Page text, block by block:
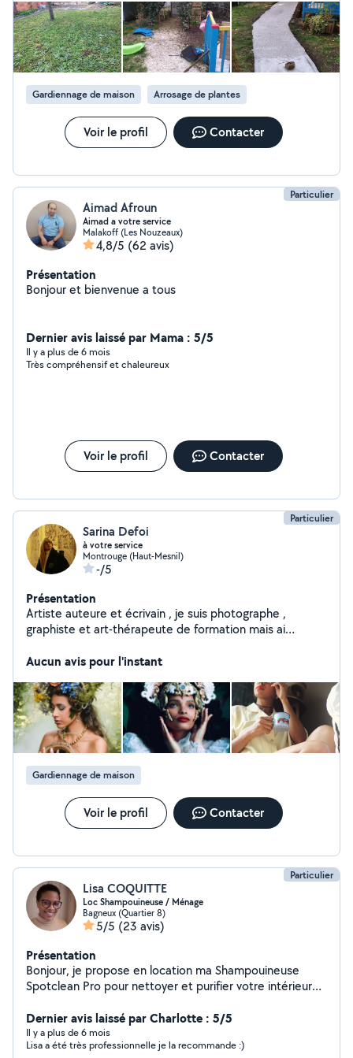
instructions précises et tout le matériel mis à disposition. Il a
accepté sans réserve. Dès notre départ, presque aucune
communication, pas de photos malgré nos demandes. Après 3
jours de canicule, plusieurs plantes étaient mortes. À nos
demandes d’explications, il a répondu avec hostilité, menaces
d’abandon, puis a refusé de remettre nos clefs à un ami venu lui
payer sa mission, allant jusqu’à bloquer nos appels. Nous avons
dû gérer l’urgence à distance, enceinte et à bout.
Comportement instable, attitude défensive permanente, et
zéro fiabilité. Nous déconseillons fortement de lui confier quoi
que ce soit, encore moins l'accès à votre domicile.
Gardiennage de maison Arrosage de plantes
Voir le profil Contacter
Particulier
Aimad Afroun
Aimad a votre service
Malakoff (Les Nouzeaux)
4,8/5 (62 avis)
Présentation
Bonjour et bienvenue a tous
Dernier avis laissé par Mama : 5/5
Il y a plus de 6 mois
Très compréhensif et chaleureux
Voir le profil Contacter
Particulier
Sarina Defoi
à votre service
Montrouge (Haut-Mesnil)
-/5
Présentation
Artiste auteure et écrivain , je suis photographe ,
graphiste et art-thérapeute de formation mais ai
l'entretien de location airbnb mais ai aussi travaillé au
administrative. Passionnée par les animaux , je serai, en
outre , ravie de me rendre à votre service pour garder
vos compagnons !
Aucun avis pour l'instant
Gardiennage de maison
Voir le profil Contacter
Particulier
Lisa COQUITTE
Loc Shampouineuse / Ménage
Bagneux (Quartier 8)
5/5 (23 avis)
Présentation
Bonjour, je propose en location ma Shampouineuse
Spotclean Pro pour nettoyer et purifier votre intérieur
véhicule). Très efficace sur les tâches les plus tenaces,
elle est louée avec 1 dose de solution lavante et 4
brosses pour un résultat professionnel. N'hésitez pas à
Dernier avis laissé par Charlotte : 5/5
Il y a plus de 6 mois
Lisa a été très professionnelle je la recommande :)